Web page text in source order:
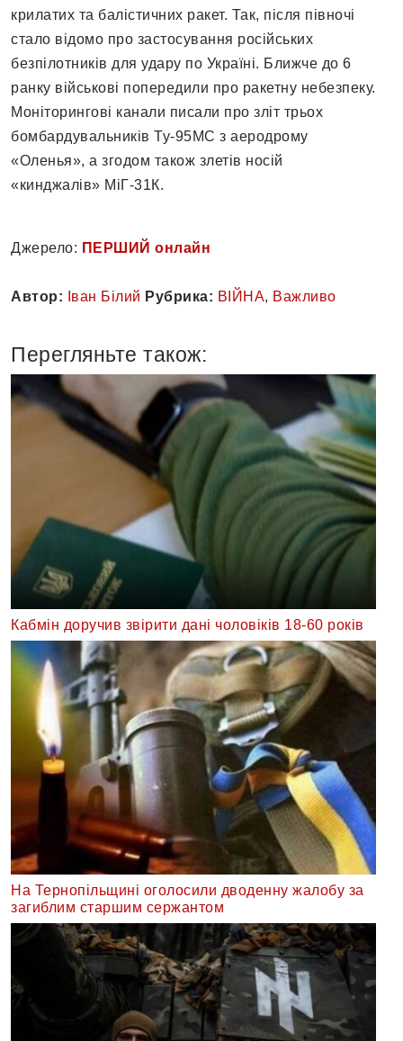
крилатих та балістичних ракет. Так, після півночі
стало відомо про застосування російських
безпілотників для удару по Україні. Ближче до 6
ранку військові попередили про ракетну небезпеку.
Моніторингові канали писали про зліт трьох
бомбардувальників Ту-95МС з аеродрому
«Оленья», а згодом також злетів носій
«кинджалів» МіГ-31К.
Джерело: ПЕРШИЙ онлайн
Автор: Іван Білий Рубрика: ВІЙНА, Важливо
Перегляньте також:
Кабмін доручив звірити дані чоловіків 18-60 років
На Тернопільщині оголосили дводенну жалобу за
загиблим старшим сержантом